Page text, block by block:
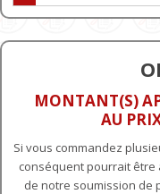
MONTANT(S)
AU
Si vous commandez
conséquent pourrait être
de notre soumission de